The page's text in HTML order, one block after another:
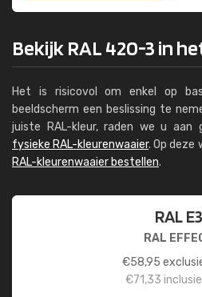
Bekijk RAL 420-3 in
Het is risicovol om enkel op
beeldscherm een beslissing te
juiste RAL-kleur, raden we u aan
fysieke RAL-kleurenwaaier. Op deze
RAL-kleurenwaaier bestellen.
RAL E3
RAL
€58,95
€71,33